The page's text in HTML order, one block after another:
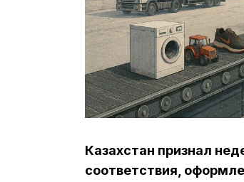
Казахстан признал
соответствия,